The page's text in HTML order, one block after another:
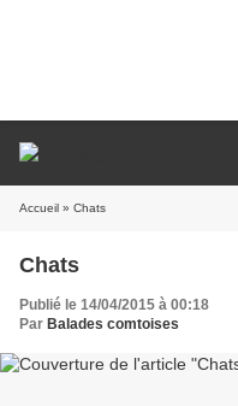
Accueil » Chats
Chats
Publié le 14/04/2015 à 00:18
Par Balades comtoises